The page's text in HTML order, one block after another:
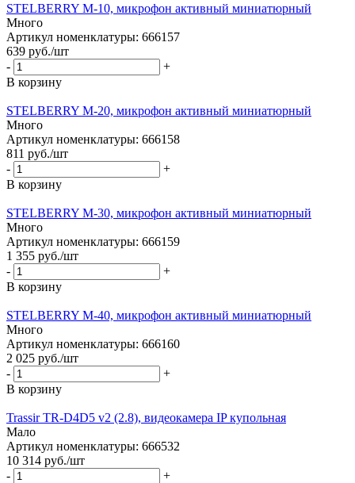
STELBERRY M-10, микрофон активный миниатюрный
Много
Артикул номенклатуры: 666157
639 руб./шт
-
+
В корзину
STELBERRY М-20, микрофон активный миниатюрный
Много
Артикул номенклатуры: 666158
811 руб./шт
-
+
В корзину
STELBERRY M-30, микрофон активный миниатюрный
Много
Артикул номенклатуры: 666159
1 355 руб./шт
-
+
В корзину
STELBERRY M-40, микрофон активный миниатюрный
Много
Артикул номенклатуры: 666160
2 025 руб./шт
-
+
В корзину
Trassir TR-D4D5 v2 (2.8), видеокамера IP купольная
Мало
Артикул номенклатуры: 666532
10 314 руб./шт
-
+